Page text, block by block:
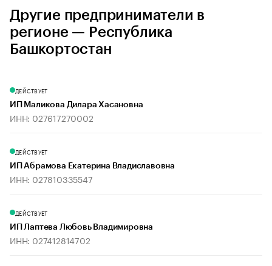
Другие предприниматели в
регионе — Республика
Башкортостан
ДЕЙСТВУЕТ
ИП Маликова Дилара Хасановна
ИНН: 027617270002
ДЕЙСТВУЕТ
ИП Абрамова Екатерина Владиславовна
ИНН: 027810335547
ДЕЙСТВУЕТ
ИП Лаптева Любовь Владимировна
ИНН: 027412814702